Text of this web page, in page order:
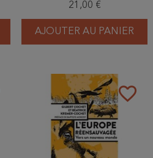
21,00 €
AJOUTER AU PANIER
favorite_border